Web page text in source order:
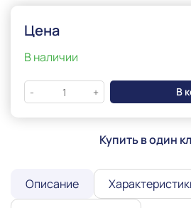
Цена
В наличии
- + В
Купить в один
Описание